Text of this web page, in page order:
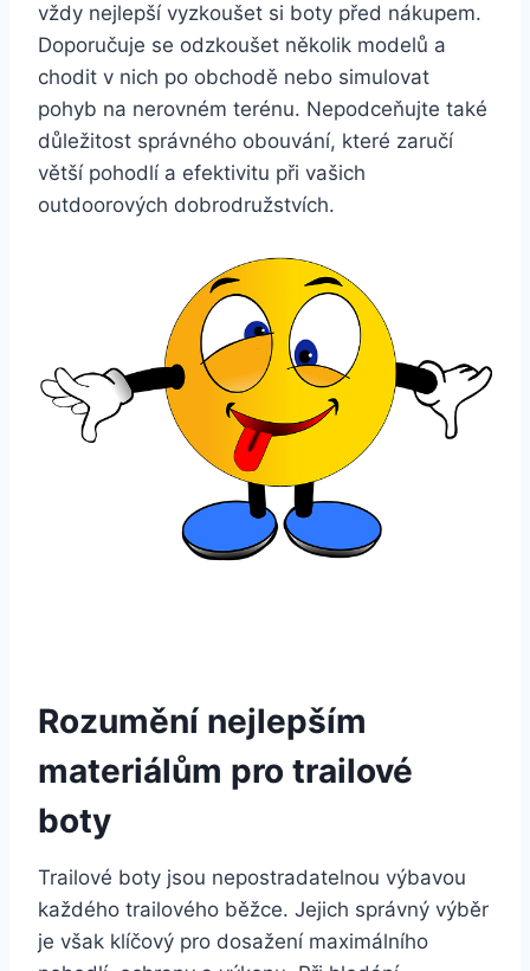
vždy ‌nejlepší vyzkoušet⁤ si boty před nákupem.⁢
Doporučuje se odzkoušet několik⁢ modelů a⁢
chodit v nich po obchodě nebo simulovat⁣
pohyb na nerovném terénu. Nepodceňujte také
důležitost správného obouvání, které zaručí
větší pohodlí a ‌efektivitu při vašich
outdoorových dobrodružstvích.
Rozumění nejlepším
materiálům pro trailové⁢
boty
Trailové boty jsou nepostradatelnou výbavou⁤
každého trailového běžce. ​Jejich správný výběr
je však⁤ klíčový ⁢pro ​dosažení maximálního